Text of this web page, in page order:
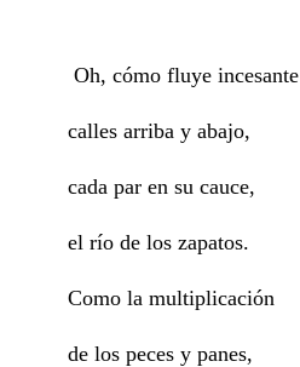
Oh, cómo fluye incesante
calles arriba y abajo,
cada par en su cauce,
el río de los zapatos.
Como la multiplicación
de los peces y panes,